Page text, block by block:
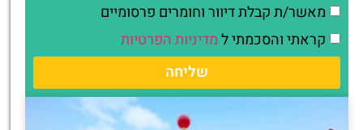
מאשר/ת קבלת דיוור וחומרים פרסומיים
קראתי והסכמתי למדיניות הפרטיות
שליחה